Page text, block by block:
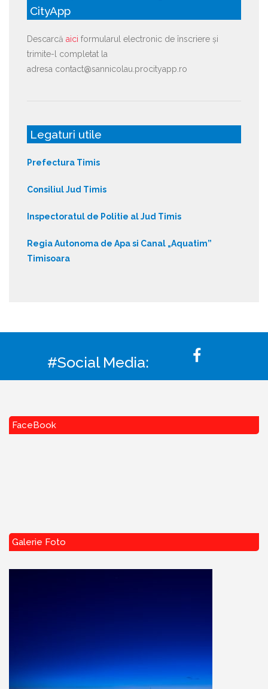
CityApp
Descarcă aici formularul electronic de înscriere și
trimite-l completat la
adresa contact@sannicolau.procityapp.ro
Legaturi utile
Prefectura Timis
Consiliul Jud Timis
Inspectoratul de Politie al Jud Timis
Regia Autonoma de Apa si Canal „Aquatim”
Timisoara
#Social Media:
FaceBook
Galerie Foto